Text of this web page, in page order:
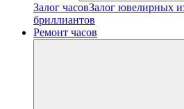
Залог часовЗалог ювелирных
бриллиантов
Ремонт часов